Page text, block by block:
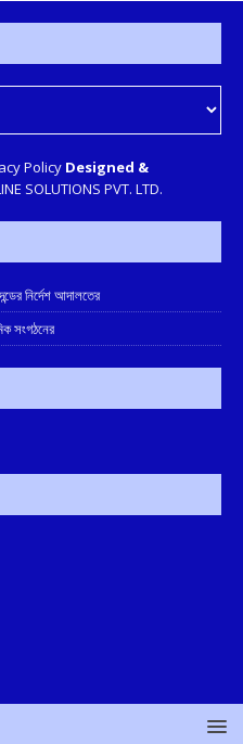
Policy Designed &
SOLUTIONS PVT. LTD.
নির্দেশ আদালতের
সংগঠনের